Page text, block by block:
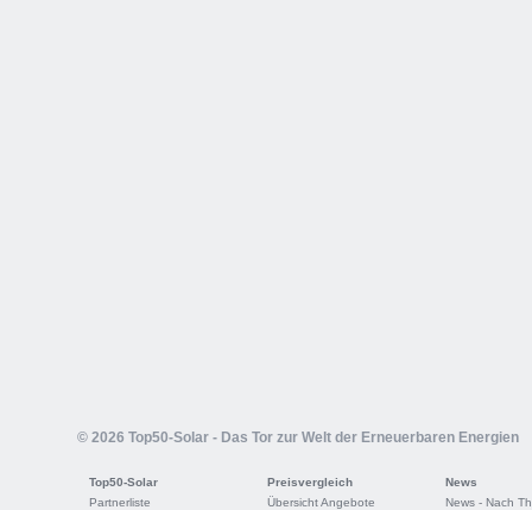
© 2026 Top50-Solar - Das Tor zur Welt der Erneuerbaren Energien
Top50-Solar
Partnerliste
Preisvergleich
Übersicht Angebote
News
News - Nach